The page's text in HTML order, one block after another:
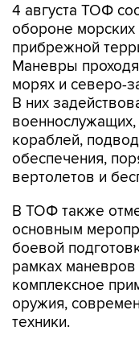
4 августа ТОФ
обороне
прибрежной
Маневры
морях и северо-
В них
кораблей,
обеспечения,
вертолетов и
В ТОФ также
основным
боевой
рамках
комплексное
оружия,
техники.